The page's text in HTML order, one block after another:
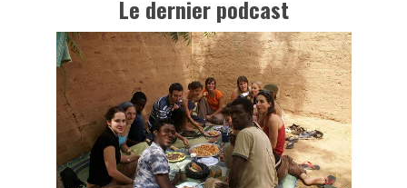
Le dernier podcast